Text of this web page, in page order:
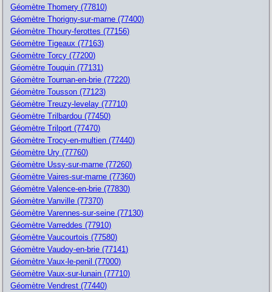
Géomètre Thomery (77810)
Géomètre Thorigny-sur-marne (77400)
Géomètre Thoury-ferottes (77156)
Géomètre Tigeaux (77163)
Géomètre Torcy (77200)
Géomètre Touquin (77131)
Géomètre Tournan-en-brie (77220)
Géomètre Tousson (77123)
Géomètre Treuzy-levelay (77710)
Géomètre Trilbardou (77450)
Géomètre Trilport (77470)
Géomètre Trocy-en-multien (77440)
Géomètre Ury (77760)
Géomètre Ussy-sur-marne (77260)
Géomètre Vaires-sur-marne (77360)
Géomètre Valence-en-brie (77830)
Géomètre Vanville (77370)
Géomètre Varennes-sur-seine (77130)
Géomètre Varreddes (77910)
Géomètre Vaucourtois (77580)
Géomètre Vaudoy-en-brie (77141)
Géomètre Vaux-le-penil (77000)
Géomètre Vaux-sur-lunain (77710)
Géomètre Vendrest (77440)